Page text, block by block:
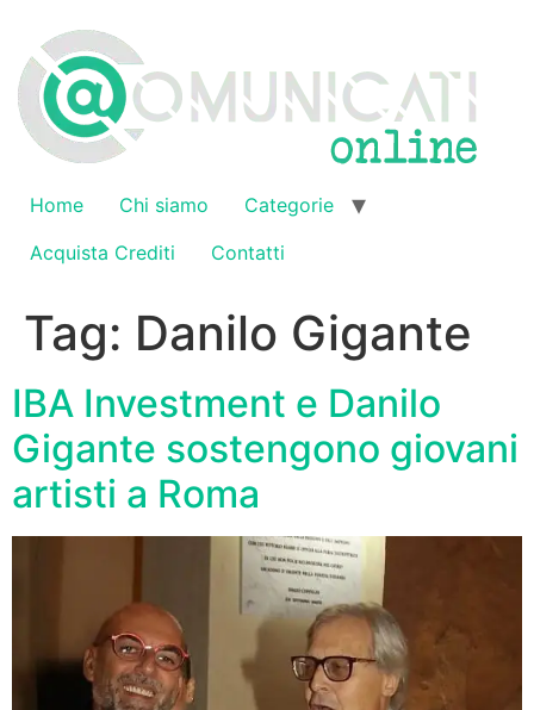
contenuto
Home Chi siamo
Categorie
Acquista Crediti
Contatti
Tag: Danilo Gigante
IBA Investment e Danilo
Gigante sostengono giovani
artisti a Roma